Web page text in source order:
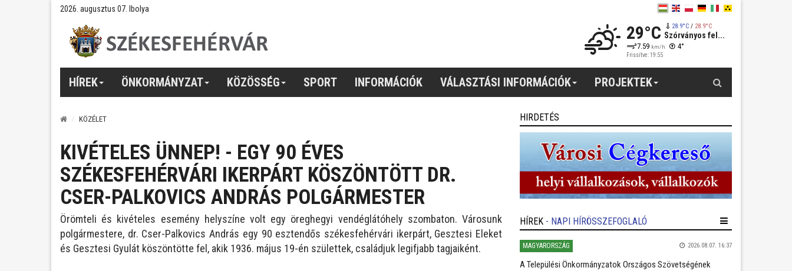
2026. augusztus 07. Ibolya
29°C 28.9°C/ 28.9°C
Szórványos fel...
7.59 km/h 4°
Frissítve: 19:55
HÍREK ÖNKORMÁNYZAT KÖZÖSSÉG SPORT INFORMÁCIÓK VÁLASZTÁSI INFORMÁCIÓK PROJEKTEK
KÖZÉLET
KIVÉTELES ÜNNEP! - EGY 90 ÉVES
SZÉKESFEHÉRVÁRI IKERPÁRT KÖSZÖNTÖTT DR.
CSER-PALKOVICS ANDRÁS POLGÁRMESTER
Örömteli és kivételes esemény helyszíne volt egy öreghegyi vendéglátóhely szombaton. Városunk
polgármestere, dr. Cser-Palkovics András egy 90 esztendős székesfehérvári ikerpárt, Gesztesi Eleket
és Gesztesi Gyulát köszöntötte fel, akik 1936. május 19-én születtek, családjuk legifjabb tagjaiként.
HIRDETÉS
HÍREK - NAPI HÍRÖSSZEFOGLALÓ
MAGYARORSZÁG 2026.08.07. 16:37
A Települési Önkormányzatok Országos Szövetségének